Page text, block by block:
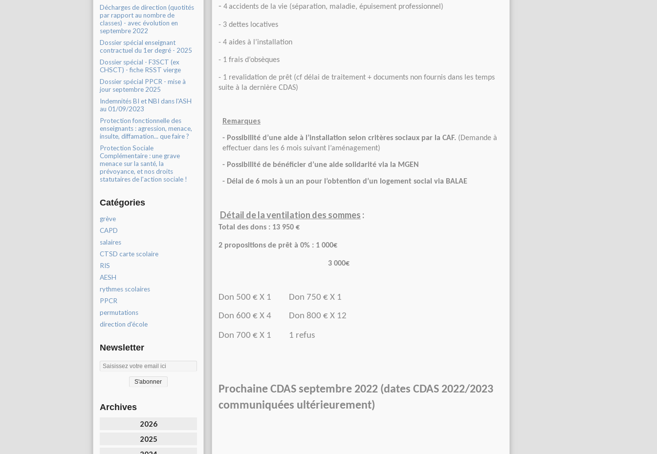
Décharges de direction (quotités
par rapport au nombre de
classes) - avec évolution en
septembre 2022
Dossier spécial enseignant
contractuel du 1er degré - 2025
Dossier spécial - F3SCT (ex
CHSCT) - fiche RSST vierge
Dossier spécial PPCR - mise à
jour septembre 2025
Indemnités BI et NBI dans l'ASH
au 01/09/2023
Protection fonctionnelle des
enseignants : agression, menace,
insulte, diffamation... que faire ?
Protection Sociale
Complémentaire : une grave
menace sur la santé, la
prévoyance, et nos droits
statutaires de l'action sociale !
Catégories
grève
CAPD
salaires
CTSD carte scolaire
RIS
AESH
rythmes scolaires
PPCR
permutations
direction d'école
Newsletter
Archives
2026
2025
- 4accidents de la vie (séparation, maladie, épuisement professionnel)
- 3 dettes locatives
- 4 aides à l’installation
- 1 frais d’obsèques
- 1 revalidation de prêt (cf délai de traitement + documents non fournis dans les temps
suite à la dernière CDAS)
Remarques
- Possibilité d’une aide à l’installation selon critères sociaux par la CAF. (Demande à
effectuer dans les 6 mois suivant l’aménagement)
- Possibilité de bénéficier d’une aide solidarité via la MGEN
- Délai de 6 mois à un an pour l’obtention d’un logement social via BALAE
Détail de la ventilation des sommes :
Total des dons : 13 950 €
2 propositions de prêt à 0% : 1 000€
3 000€
Don 500 € X 1 Don 750 € X 1
Don 600 € X 4 Don 800 € X 12
Don 700 € X 1 1 refus
Prochaine CDAS septembre 2022 (dates CDAS 2022/2023
communiquées ultérieurement)